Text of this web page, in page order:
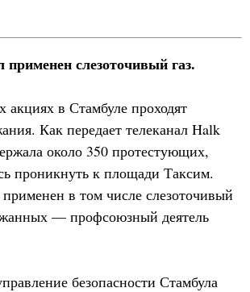
слезоточивый газ.
акциях в Стамбуле проходят
Как передает телеканал Halk
около 350 протестующих,
проникнуть к площади Таксим.
в том числе слезоточивый
— профсоюзный деятель
безопасности Стамбула